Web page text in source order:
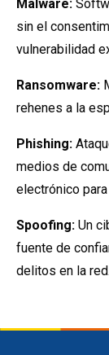
Malware:
sin el
vulnerabilidad
Ransomware:
rehenes a la
Phishing:
medios de
electrónico
Spoofing: Un
fuente de
delitos en la red.